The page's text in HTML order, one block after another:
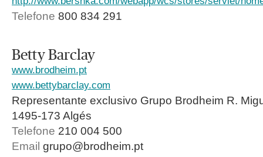
Telefone 800 834 291
Betty Barclay
www.brodheim.pt
www.bettybarclay.com
Representante exclusivo Grupo Brodheim R.
1495-173 Algés
Telefone 210 004 500
Email grupo@brodheim.pt